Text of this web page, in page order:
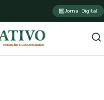
Jornal Digital